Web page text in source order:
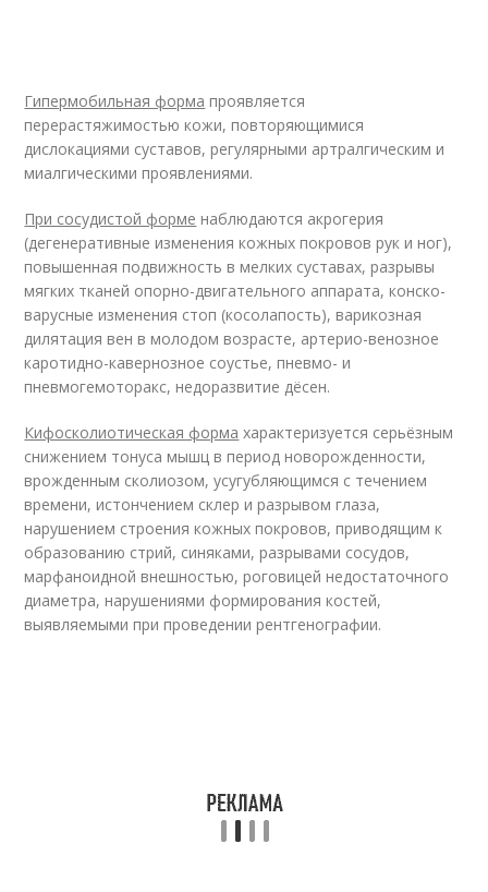
Гипермобильная форма проявляется
перерастяжимостью кожи, повторяющимися
дислокациями суставов, регулярными артралгическим и
миалгическими проявлениями.
При сосудистой форме наблюдаются акрогерия
(дегенеративные изменения кожных покровов рук и ног),
повышенная подвижность в мелких суставах, разрывы
мягких тканей опорно-двигательного аппарата, конско-
варусные изменения стоп (косолапость), варикозная
дилятация вен в молодом возрасте, артерио-венозное
каротидно-кавернозное соустье, пневмо- и
пневмогемоторакс, недоразвитие дёсен.
Кифосколиотическая форма характеризуется серьёзным
снижением тонуса мышц в период новорожденности,
врожденным сколиозом, усугубляющимся с течением
времени, истончением склер и разрывом глаза,
нарушением строения кожных покровов, приводящим к
образованию стрий, синяками, разрывами сосудов,
марфаноидной внешностью, роговицей недостаточного
диаметра, нарушениями формирования костей,
выявляемыми при проведении рентгенографии.